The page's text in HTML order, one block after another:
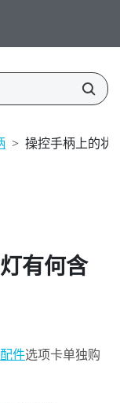
> 操控手柄上的状
有何含
配件选项卡单独购